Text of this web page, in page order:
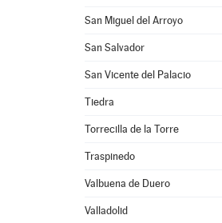
San Miguel del Arroyo
San Salvador
San Vicente del Palacio
Tiedra
Torrecilla de la Torre
Traspinedo
Valbuena de Duero
Valladolid